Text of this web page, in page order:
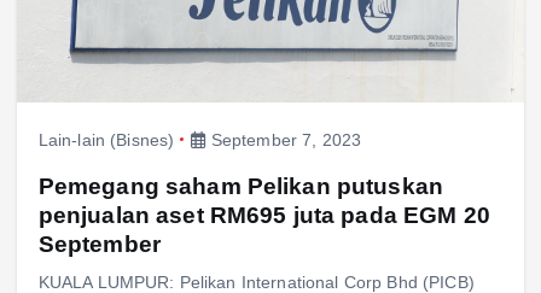
Lain-lain (Bisnes) September 7, 2023
Pemegang saham Pelikan putuskan
penjualan aset RM695 juta pada EGM 20
September
KUALA LUMPUR: Pelikan International Corp Bhd (PICB)